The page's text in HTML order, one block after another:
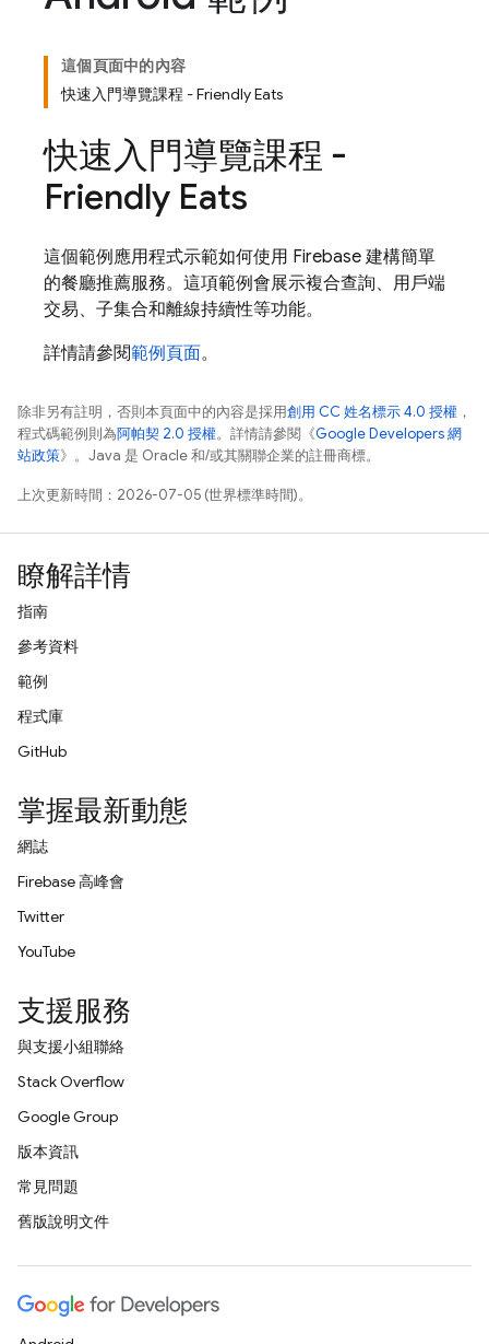
這個頁面中的內容
快速入門導覽課程 - Friendly Eats
快速入門導覽課程 -
Friendly Eats
這個範例應用程式示範如何使用 Firebase 建構簡單
的餐廳推薦服務。這項範例會展示複合查詢、用戶端
交易、子集合和離線持續性等功能。
詳情請參閱範例頁面。
除非另有註明，否則本頁面中的內容是採用創用 CC 姓名標示 4.0 授權 ，
程式碼範例則為阿帕契 2.0 授權。詳情請參閱《Google Developers 網
站政策》。Java 是 Oracle 和/或其關聯企業的註冊商標。
上次更新時間：2026-07-05 (世界標準時間)。
瞭解詳情
指南
參考資料
範例
程式庫
GitHub
掌握最新動態
網誌
Firebase 高峰會
Twitter
YouTube
支援服務
與支援小組聯絡
Stack Overflow
Google Group
版本資訊
常見問題
舊版說明文件